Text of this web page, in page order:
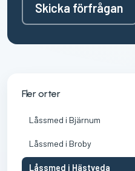
Skicka förfrågan
Fler orter
Låssmed i Bjärnum
Låssmed i Broby
Låssmed i Hästveda